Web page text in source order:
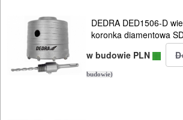
nożyc
do
blach
DEDRA DED1506-D
koronka diamentowa
w budowie PLN
budowie)